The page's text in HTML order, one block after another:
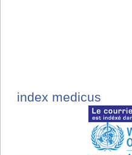
index medicus